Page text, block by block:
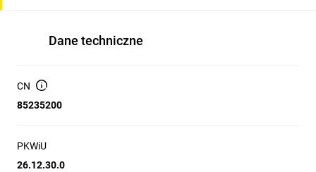
Dane techniczne
CN
85235200
PKWiU
26.12.30.0